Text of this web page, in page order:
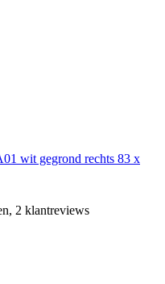
wit gegrond rechts 83 x
2 klantreviews